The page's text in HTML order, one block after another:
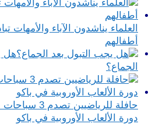
العلماء يناشدون الآباء والأمهات
أطفالهم
هل
الجماع؟
حافلة
دورة الألعاب الأوروبية في باكو